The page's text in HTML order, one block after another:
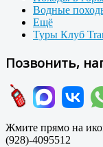
Водные
Ещё
Туры Клуб
Позвонить,
Жмите прямо на
(928)-4095512